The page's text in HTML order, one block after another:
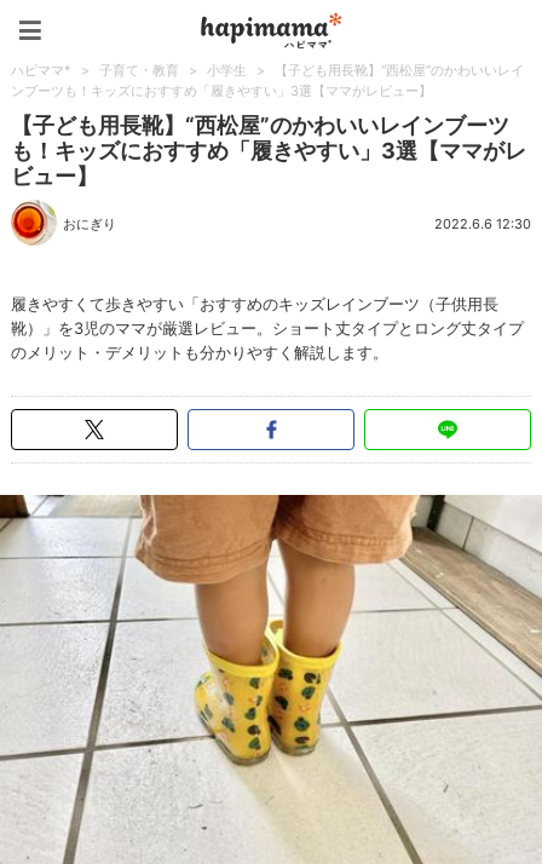
ハピママ* > 子育て・教育 > 小学生 >
【子ども用長靴】“西松屋”のかわいいレイ
ンブーツも！キッズにおすすめ「履きやすい」3選【ママがレビュー】
【子ども用長靴】“西松屋”のかわいいレインブーツ
も！キッズにおすすめ「履きやすい」3選【ママがレ
ビュー】
おにぎり 2022.6.6 12:30
履きやすくて歩きやすい「おすすめのキッズレインブーツ（子供用長
靴）」を3児のママが厳選レビュー。ショート丈タイプとロング丈タイプ
のメリット・デメリットも分かりやすく解説します。